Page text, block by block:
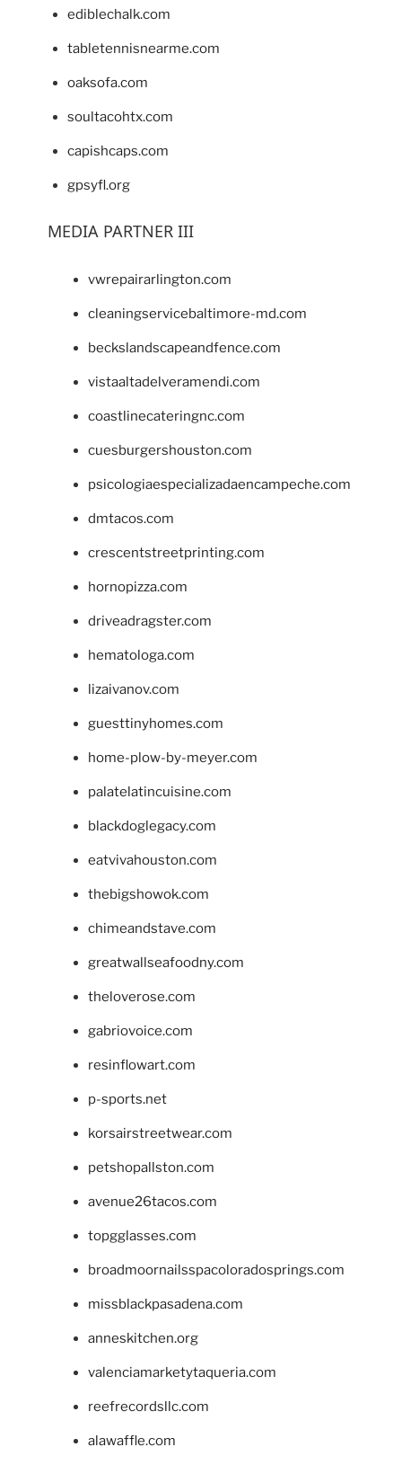
ediblechalk.com
tabletennisnearme.com
oaksofa.com
soultacohtx.com
capishcaps.com
gpsyfl.org
MEDIA PARTNER III
vwrepairarlington.com
cleaningservicebaltimore-md.com
beckslandscapeandfence.com
vistaaltadelveramendi.com
coastlinecateringnc.com
cuesburgershouston.com
psicologiaespecializadaencampeche.com
dmtacos.com
crescentstreetprinting.com
hornopizza.com
driveadragster.com
hematologa.com
lizaivanov.com
guesttinyhomes.com
home-plow-by-meyer.com
palatelatincuisine.com
blackdoglegacy.com
eatvivahouston.com
thebigshowok.com
chimeandstave.com
greatwallseafoodny.com
theloverose.com
gabriovoice.com
resinflowart.com
p-sports.net
korsairstreetwear.com
petshopallston.com
avenue26tacos.com
topgglasses.com
broadmoornailsspacoloradosprings.com
missblackpasadena.com
anneskitchen.org
valenciamarketytaqueria.com
reefrecordsllc.com
alawaffle.com